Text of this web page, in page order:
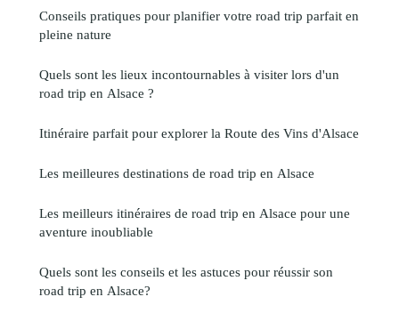
Conseils pratiques pour planifier votre road trip parfait en
pleine nature
Quels sont les lieux incontournables à visiter lors d'un
road trip en Alsace ?
Itinéraire parfait pour explorer la Route des Vins d'Alsace
Les meilleures destinations de road trip en Alsace
Les meilleurs itinéraires de road trip en Alsace pour une
aventure inoubliable
Quels sont les conseils et les astuces pour réussir son
road trip en Alsace?